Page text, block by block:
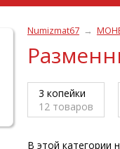
Numizmat67 →
3 копейки
12 товаров
В этой категории